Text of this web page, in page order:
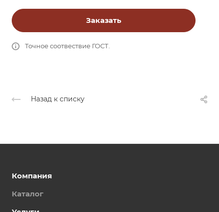
Заказать
Точное соотвествие ГОСТ.
Назад к списку
Компания
Каталог